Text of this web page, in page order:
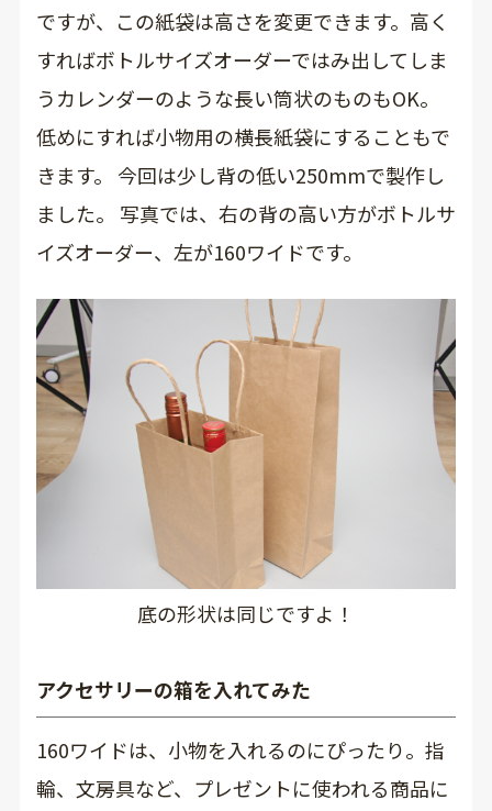
ですが、この紙袋は高さを変更できます。高く
すればボトルサイズオーダーではみ出してしま
うカレンダーのような長い筒状のものもOK。
低めにすれば小物用の横長紙袋にすることもで
きます。 今回は少し背の低い250mmで製作し
ました。 写真では、右の背の高い方がボトルサ
イズオーダー、左が160ワイドです。
底の形状は同じですよ！
アクセサリーの箱を入れてみた
160ワイドは、小物を入れるのにぴったり。指
輪、文房具など、プレゼントに使われる商品に